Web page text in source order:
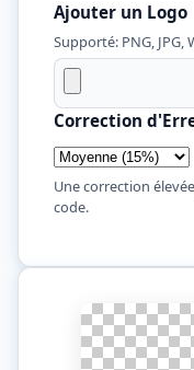
Ajouter un Logo
Supporté: PNG, JPG,
Correction
Une correction
code.